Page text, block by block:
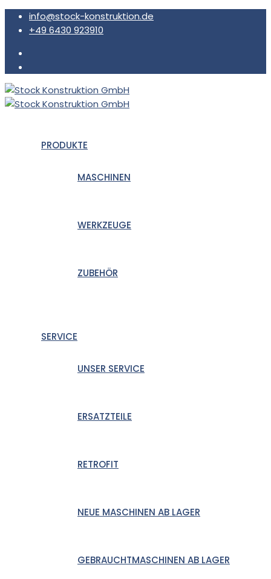
info@stock-konstruktion.de
+49 6430 923910
PRODUKTE
MASCHINEN
WERKZEUGE
ZUBEHÖR
SERVICE
UNSER SERVICE
ERSATZTEILE
RETROFIT
NEUE MASCHINEN AB LAGER
GEBRAUCHTMASCHINEN AB LAGER